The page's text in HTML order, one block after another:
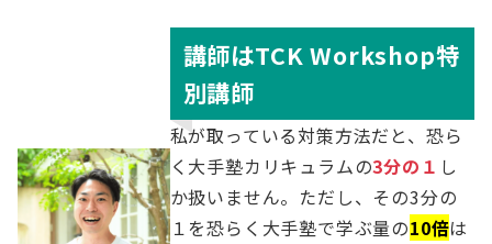
講師はTCK Workshop特
別講師
私が取っている対策方法だと、恐ら
く大手塾カリキュラムの3分の１ し
か扱いません。ただし、その3分の
１を恐らく大手塾で学ぶ量の10倍は